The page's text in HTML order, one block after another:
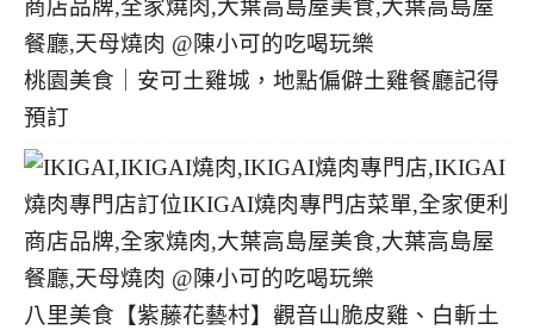
桃園美食｜安可土雞城，地點偏僻土雞餐廳記得
預訂
八里美食【紫藤花藝村】觀音山脆皮雞、白斬土